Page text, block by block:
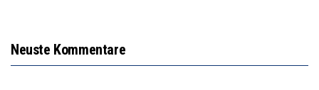
Neuste Kommentare